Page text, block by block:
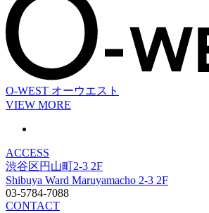
O-WEST オーウエスト
VIEW MORE
ACCESS
渋谷区円山町2-3 2F
Shibuya Ward Maruyamacho 2-3 2F
03-5784-7088
CONTACT